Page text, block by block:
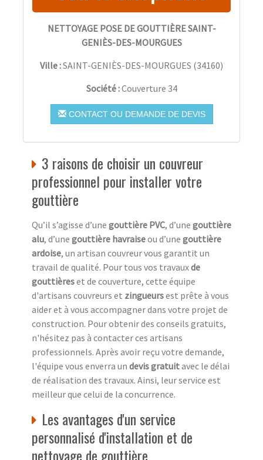
NETTOYAGE POSE DE GOUTTIÈRE SAINT-
GENIÈS-DES-MOURGUES
Ville :SAINT-GENIÈS-DES-MOURGUES (34160)
Société :Couverture 34
CONTACT OU DEMANDE DE DEVIS
3 raisons de choisir un couvreur
professionnel pour installer votre
gouttière
Qu’il s’agisse d’une gouttière PVC, d’une gouttière
alu, d’une gouttière havraiseou d’une gouttière
ardoise, un artisan couvreur vous garantit un
travail de qualité. Pour tous vos travauxde
gouttièreset de couverture, cette équipe
d'artisans couvreurs et zingueursest prête à vous
aider et à vous accompagner dans votre projet de
construction. Pour obtenir des conseils gratuits,
n'hésitez pas à contacter ces artisans
professionnels. Après avoir reçu votre demande,
l'équipe vous enverra un devis gratuitavec le délai
de réalisation des travaux. Ainsi, leur service est
meilleur que celui de la concurrence.
Les avantages d'un service
personnalisé d'installation et de
nettoyage de gouttière